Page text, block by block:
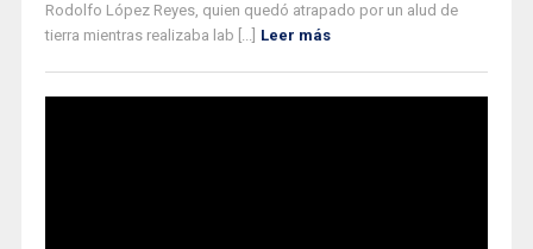
Rodolfo López Reyes, quien quedó atrapado por un alud de
tierra mientras realizaba lab [...] Leer más